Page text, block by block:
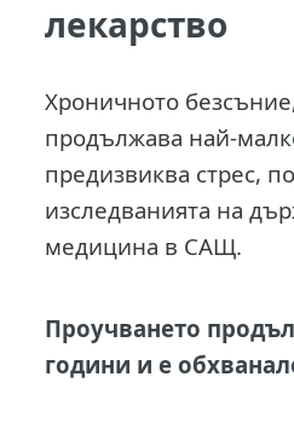
лекарство
Хроничното
продължава най-
предизвиква стрес,
изследванията на
медицина в САЩ.
Проучването
години и е